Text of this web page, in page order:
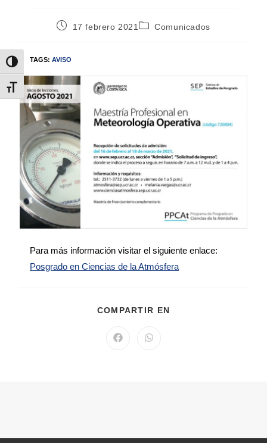
Alternar alto contraste
Alternar tamaño de letra
17 febrero 2021 Comunicados
TAGS: AVISO
Para más información visitar el siguiente enlace:
Posgrado en Ciencias de la Atmósfera
COMPARTIR EN